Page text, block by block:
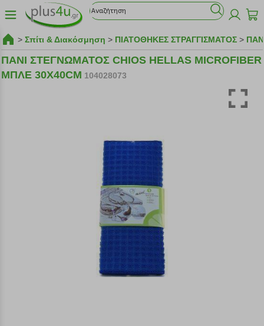
> Σπίτι & Διακόσμηση > ΠΙΑΤΟΘΗΚΕΣ ΣΤΡΑΓΓΙΣΜΑΤΟΣ >
ΠΑΝΙ ΣΤΕΓΝΩΜΑΤΟΣ CHIOS HELLAS MICROFIBER
ΜΠΛΕ 30Χ40CM 104028073